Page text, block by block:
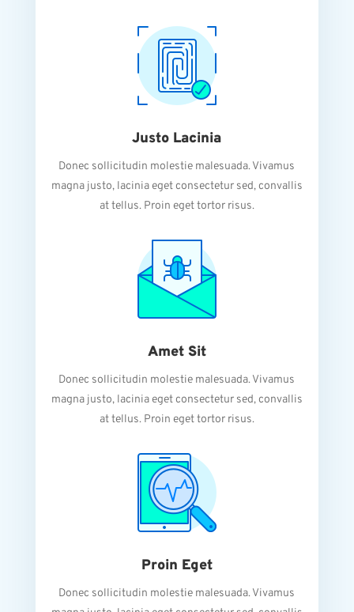
Justo Lacinia
Donec sollicitudin molestie malesuada. Vivamus
magna justo, lacinia eget consectetur sed, convallis
at tellus. Proin eget tortor risus.
Amet Sit
Donec sollicitudin molestie malesuada. Vivamus
magna justo, lacinia eget consectetur sed, convallis
at tellus. Proin eget tortor risus.
Proin Eget
Donec sollicitudin molestie malesuada. Vivamus